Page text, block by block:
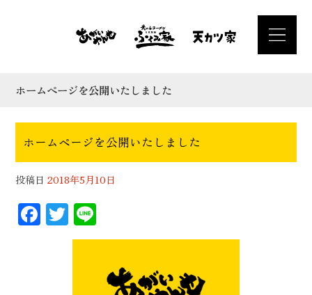
ホームページを公開いたしました
ホームページを公開いたしました
投稿日 2018年5月10日
F
ac
T
win